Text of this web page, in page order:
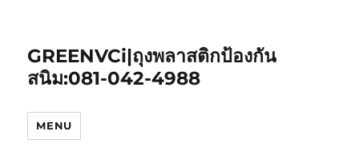
GREENVCi|ถุงพลาสติกป้องกัน
สนิม:081-042-4988
MENU